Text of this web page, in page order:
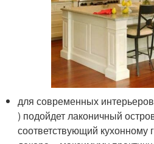
для современных
) подойдет лаконичный
соответствующий кухонному